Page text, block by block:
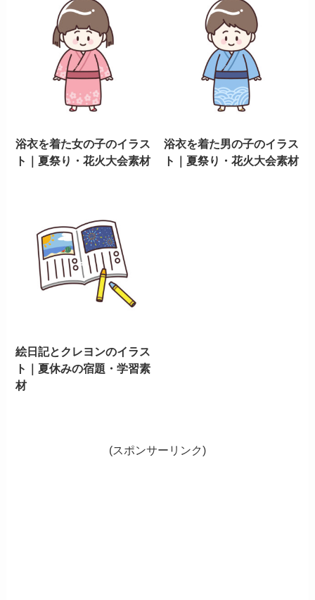
浴衣を着た女の子のイラス
ト｜夏祭り・花火大会素材
浴衣を着た男の子のイラス
ト｜夏祭り・花火大会素材
絵日記とクレヨンのイラス
ト｜夏休みの宿題・学習素
材
(スポンサーリンク)